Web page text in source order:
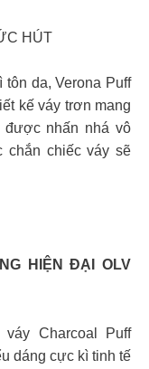
HÚT
tôn da, Verona Puff
kế váy trơn mang
được nhấn nhá vô
chắn chiếc váy sẽ
HIỆN ĐẠI OLV
Charcoal Puff
dáng cực kì tinh tế